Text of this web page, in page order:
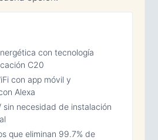
con tecnología
C20
con app móvil y
Alexa
sin necesidad de instalación
que eliminan 99.7% de